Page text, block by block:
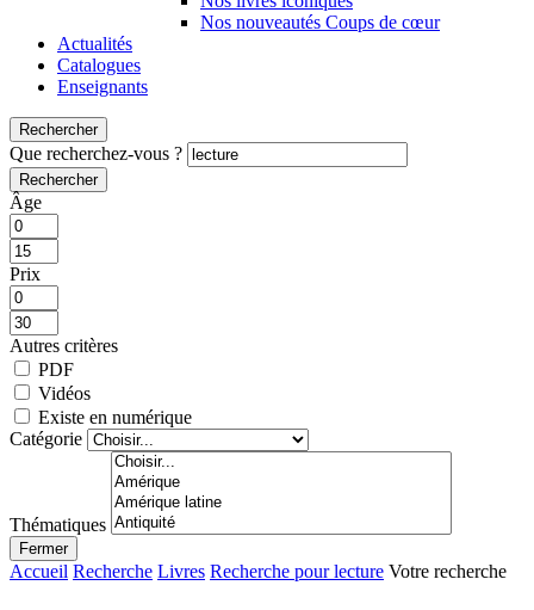
Nos nouveautés Coups de cœur
Actualités
Catalogues
Enseignants
Rechercher
Que recherchez-vous ?
Rechercher
Âge
Prix
Autres critères
PDF
Vidéos
Existe en numérique
Catégorie
Thématiques
Fermer
Accueil Recherche Livres Recherche pour lecture Votre recherche